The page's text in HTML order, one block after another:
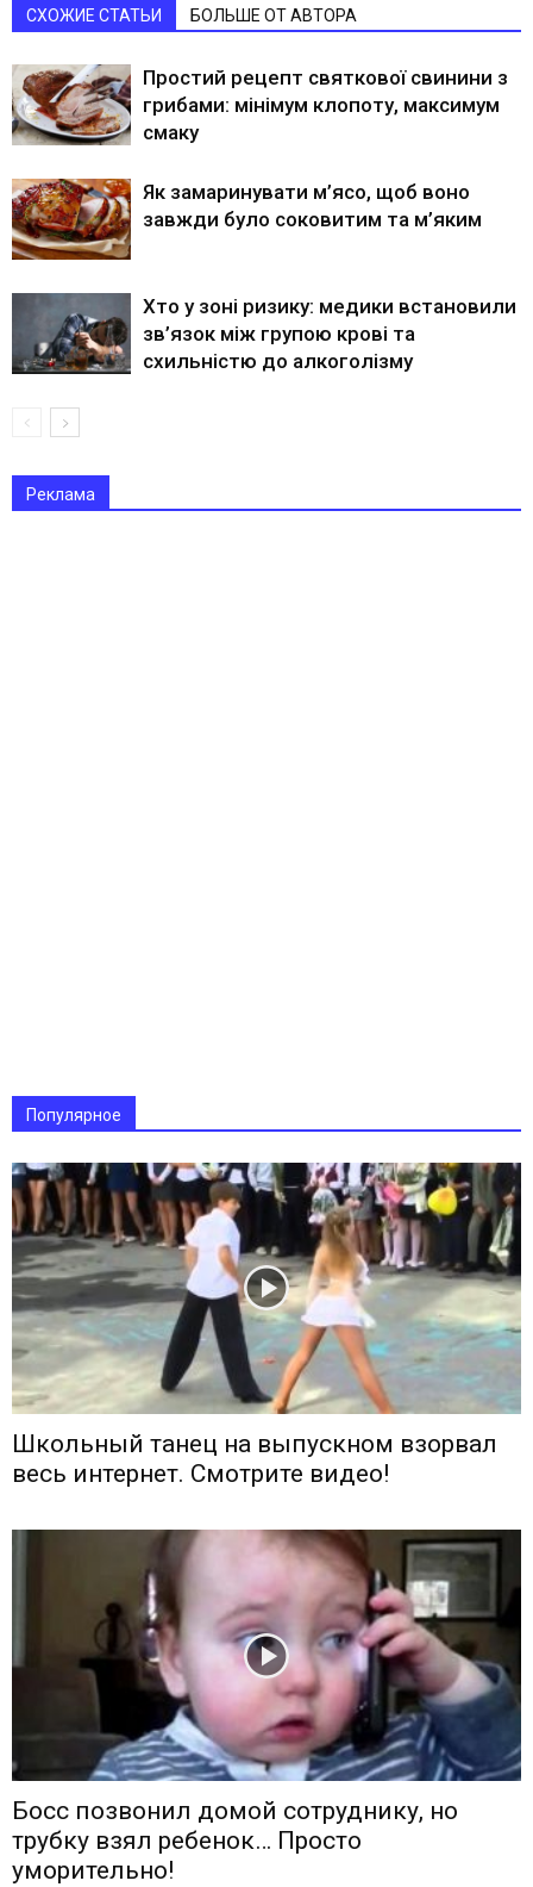
СХОЖИЕ СТАТЬИ БОЛЬШЕ ОТ АВТОРА
Простий рецепт святкової свинини з
грибами: мінімум клопоту, максимум
смаку
Як замаринувати м’ясо, щоб воно
завжди було соковитим та м’яким
Хто у зоні ризику: медики встановили
зв’язок між групою крові та
схильністю до алкоголізму
Реклама
Популярное
Школьный танец на выпускном взорвал
весь интернет. Смотрите видео!
Босс позвонил домой сотруднику, но
трубку взял ребенок… Просто
уморительно!